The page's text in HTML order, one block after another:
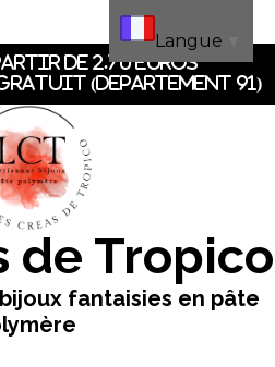
DE 2.70 EUROS
GRATUIT (dEpartement 91)
de Tropico
fantaisies en pâte
Langue